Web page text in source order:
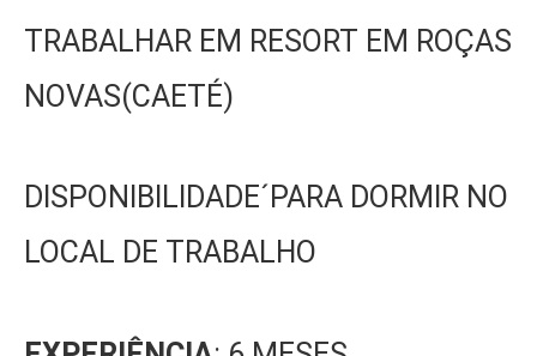
TRABALHAR EM RESORT EM ROÇAS
NOVAS(CAETÉ)
DISPONIBILIDADE´PARA DORMIR NO
LOCAL DE TRABALHO